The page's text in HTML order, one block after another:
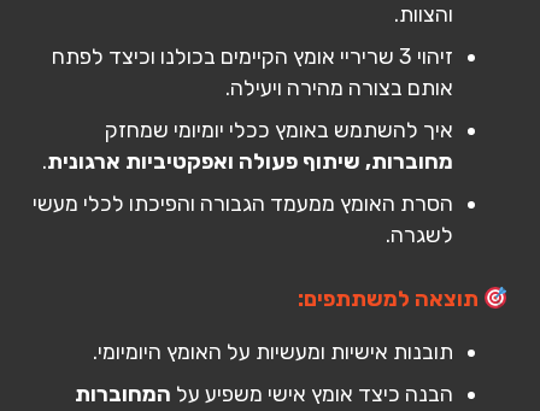
והצוות.
זיהוי 3 שריריי אומץ הקיימים בכולנו וכיצד לפתח
אותם בצורה מהירה ויעילה.
איך להשתמש באומץ ככלי יומיומי שמחזק
מחוברות, שיתוף פעולה ואפקטיביות ארגונית.
הסרת האומץ ממעמד הגבורה והפיכתו לכלי מעשי
לשגרה.
תוצאה למשתתפים:
תובנות אישיות ומעשיות על האומץ היומיומי.
הבנה כיצד אומץ אישי משפיע על המחוברות